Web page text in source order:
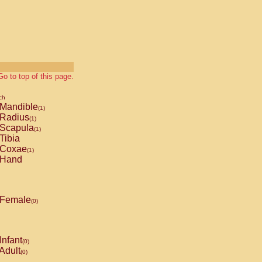
to top of this page.
Mandible(1)
Radius(1)
Scapula(1)
Tibia
Coxae(1)
Hand
Female(0)
Infant(0)
(0)